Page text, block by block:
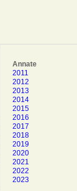
Annate
2011
2012
2013
2014
2015
2016
2017
2018
2019
2020
2021
2022
2023